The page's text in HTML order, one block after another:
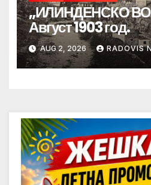
„ИЛИНДЕНСКО
Август 1903 год.
AUG 2, 2026 RADOVIS